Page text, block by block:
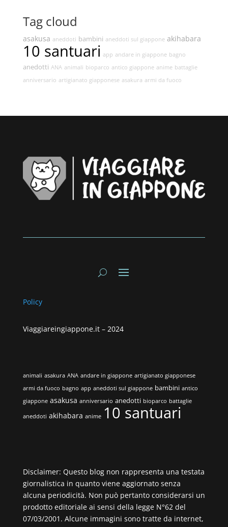
Tag cloud
asakusa aneddoti bambini aneddoti sul giappone akihabara
10 santuari app andare in giappone bagno
anedotti ANA animali bioparco antico giappone anime battaglie
anniversario artigianato giapponese asakura armi da fuoco
Policy
Viaggiareingiappone.it – 2024
animali asakura ANA andare in giappone artigianato giapponese
armi da fuoco bagno app aneddoti sul giappone bambini antico
giappone asakusa anniversario anedotti bioparco battaglie
aneddoti akihabara anime 10 santuari
Disclaimer: Questo blog non rappresenta una testata
giornalistica in quanto viene aggiornato senza
alcuna periodicità. Non può pertanto considerarsi un
prodotto editoriale ai sensi della legge N°62 del
07/03/2001. Alcune immagini sono tratte da internet,